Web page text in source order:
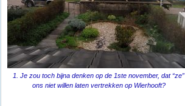
1. Je zou toch bijna denken op de 1ste november, dat “ze”
ons niet willen laten vertrekken op Wierhooft?